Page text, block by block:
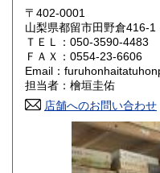
岡山県
山口県 800
香川県 800
高知県 800
800
〒402-0001
山梨県都留市田野倉416-1
ＴＥＬ：050-3590-4483
ＦＡＸ：0554-23-6606
Email：
担当者：檜垣圭佑
店舗へのお問い合わせ